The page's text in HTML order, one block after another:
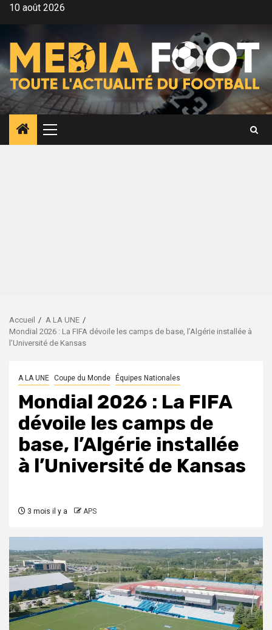
Aller10 août 2026
Menu
principal
Accueil
A LA UNE
Mondial 2026 : La FIFA dévoile les camps de base, l’Algérie installée à
l’Université de Kansas
A LA UNE Coupe du Monde Équipes Nationales
Mondial 2026 : La FIFA
dévoile les camps de
base, l’Algérie installée
à l’Université de Kansas
3 mois il y a APS